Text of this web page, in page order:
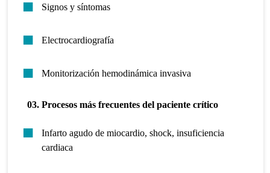
Signos y síntomas
Electrocardiografía
Monitorización hemodinámica invasiva
03. Procesos más frecuentes del paciente crítico
Infarto agudo de miocardio, shock, insuficiencia
cardiaca